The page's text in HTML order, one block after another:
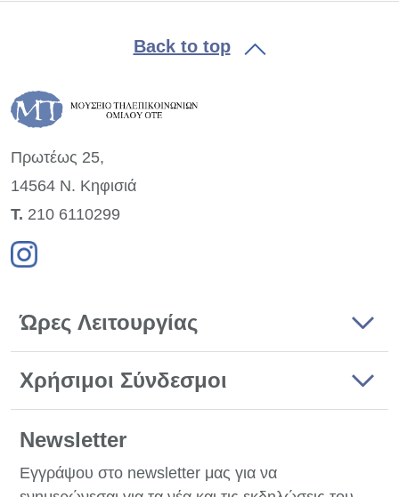
Back to top
Πρωτέως 25,
14564 Ν. Κηφισιά
Τ. 210 6110299
Ώρες Λειτουργίας
Χρήσιμοι Σύνδεσμοι
Newsletter
Εγγράψου στο newsletter μας για να